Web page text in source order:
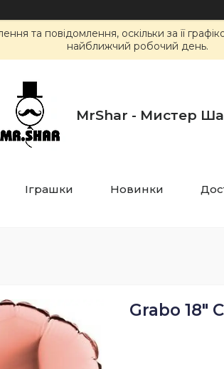
та повідомлення, оскільки за її
найближчий робочий день.
MrShar - Мистер
Іграшки Новинки
Grabo 18"